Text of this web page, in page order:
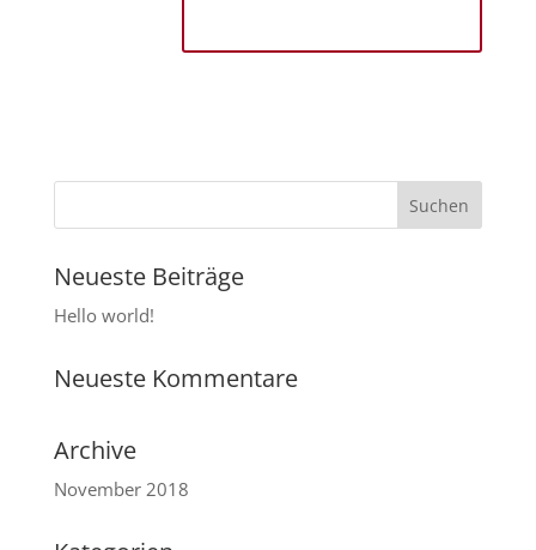
Neueste Beiträge
Hello world!
Neueste Kommentare
Archive
November 2018